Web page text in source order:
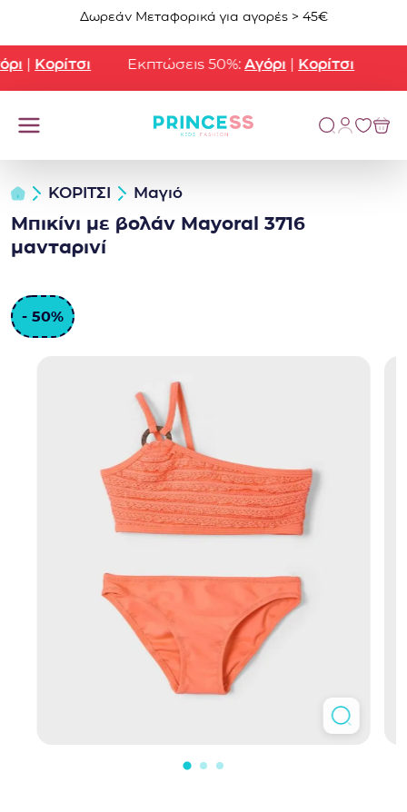
Μετάβαση στο περιεχόμενο
Δωρεάν Μεταφορικά για αγορές > 45€
|Κορίτσι Εκπτώσεις 50%:Αγόρι|Κορίτσι
ΚΟΡΙΤΣΙ Μαγιό
Μπικίνι με βολάν Mayoral 3716
μανταρινί
- 50%